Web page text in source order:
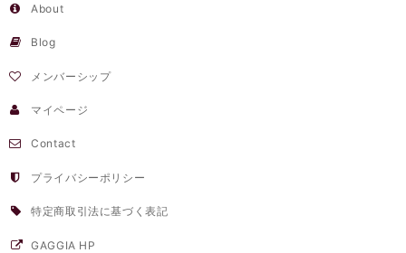
About
Blog
メンバーシップ
マイページ
Contact
プライバシーポリシー
特定商取引法に基づく表記
GAGGIA HP